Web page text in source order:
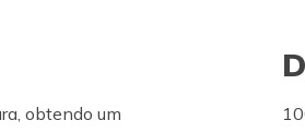
obtendo um